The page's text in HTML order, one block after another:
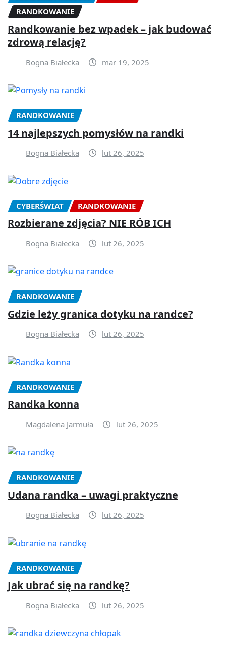
RANDKOWANIE
Randkowanie bez wpadek – jak budować
zdrową relację?
Bogna Białecka mar 19, 2025
RANDKOWANIE
14 najlepszych pomysłów na randki
Bogna Białecka lut 26, 2025
CYBERŚWIAT RANDKOWANIE
Rozbierane zdjęcia? NIE RÓB ICH
Bogna Białecka lut 26, 2025
RANDKOWANIE
Gdzie leży granica dotyku na randce?
Bogna Białecka lut 26, 2025
RANDKOWANIE
Randka konna
Magdalena Jarmuła lut 26, 2025
RANDKOWANIE
Udana randka – uwagi praktyczne
Bogna Białecka lut 26, 2025
RANDKOWANIE
Jak ubrać się na randkę?
Bogna Białecka lut 26, 2025